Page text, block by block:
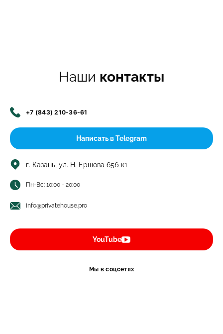
Наши контакты
+7 (843) 210-36-61
Написать в Telegram
г. Казань, ул. Н. Ершова 65б к1
Пн-Вс: 10:00 - 20:00
info@privatehouse.pro
YouTube
Мы в соцсетях